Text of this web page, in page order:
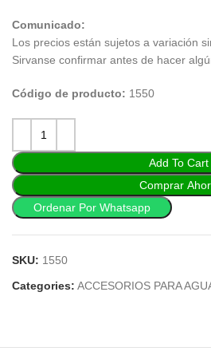
Comunicado:
Los precios están sujetos a variación
Sirvanse confirmar antes de hacer
Código de producto: 1550
Add To Cart
Comprar
Ordenar Por Whatsapp
SKU: 1550
Categories: ACCESORIOS PARA